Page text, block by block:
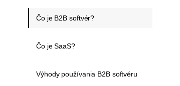
Čo je B2B softvér?
Čo je SaaS?
Výhody používania B2B softvéru